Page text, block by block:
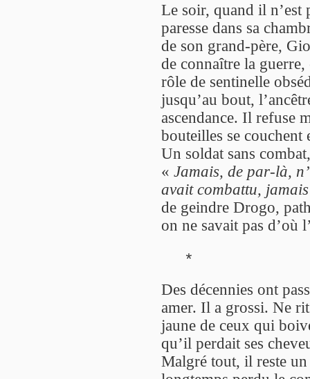
Le soir, quand il n’est
paresse dans sa
de son grand-père,
de connaître la
rôle de sentinelle
jusqu’au bout,
ascendance. Il refuse
bouteilles se couchent
Un soldat sans
« Jamais, de par-là,
avait combattu,
de geindre Drogo,
on ne savait pas d’où
*
Des décennies ont
amer. Il a grossi. Ne
jaune de ceux qui
qu’il perdait ses
Malgré tout, il reste